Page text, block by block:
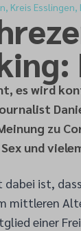
Kreis
es wird
zu
und
dabei ist,
mittleren
einer